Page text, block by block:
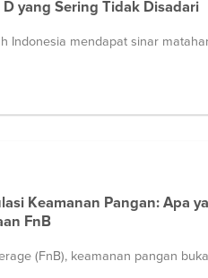
yang Sering Tidak Disadari
Indonesia mendapat sinar
Keamanan Pangan: Apa
FnB
(FnB), keamanan pangan